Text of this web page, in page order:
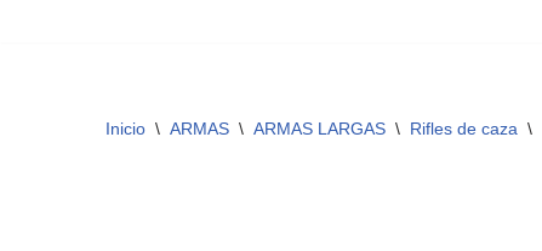
Inicio \ ARMAS \ ARMAS LARGAS \ Rifles de caza \